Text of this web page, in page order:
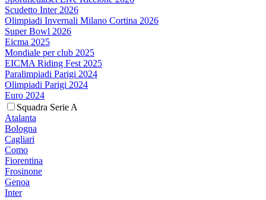
Scudetto Inter 2026
Olimpiadi Invernali Milano Cortina 2026
Super Bowl 2026
Eicma 2025
Mondiale per club 2025
EICMA Riding Fest 2025
Paralimpiadi Parigi 2024
Olimpiadi Parigi 2024
Euro 2024
Squadra Serie A
Atalanta
Bologna
Cagliari
Como
Fiorentina
Frosinone
Genoa
Inter